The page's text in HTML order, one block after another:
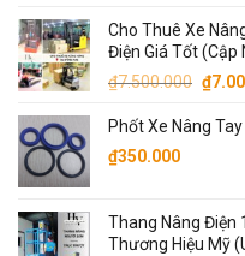
5 sao
là:
Cho Thuê Xe
Điện Giá Tốt (Cập
₫7.500.000 Giá
là:
₫
Phốt Xe Nâng
₫350.000
Thang Nâng Điện
Thương Hiệu Mỹ